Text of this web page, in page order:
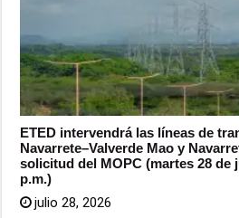
ETED intervendrá las líneas de
Navarrete–Valverde Mao y
solicitud del MOPC (martes 28 de
p.m.)
julio 28, 2026